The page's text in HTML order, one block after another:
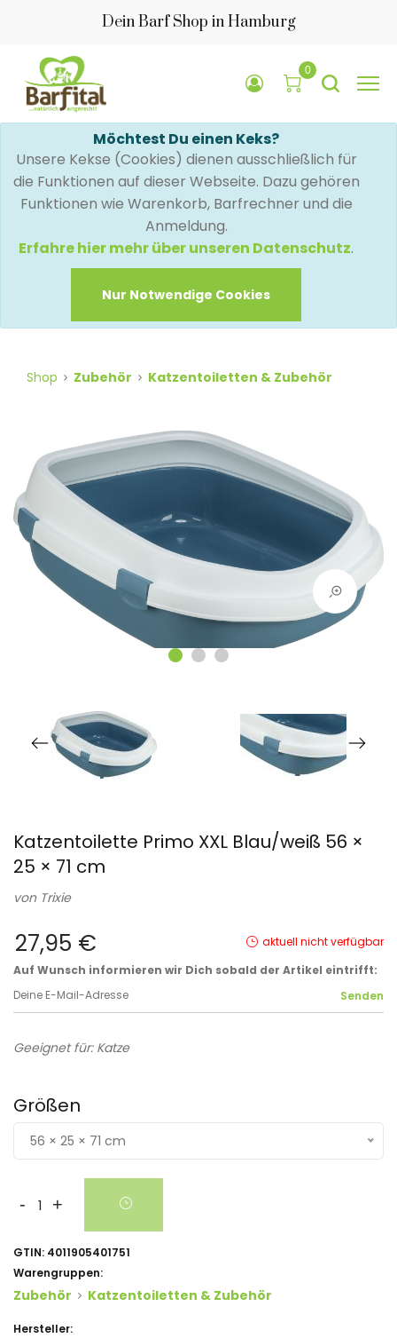
Dein Barf Shop in Hamburg
0
Möchtest Du einen Keks?
Unsere Kekse (Cookies) dienen ausschließlich für
die Funktionen auf dieser Webseite. Dazu gehören
Funktionen wie Warenkorb, Barfrechner und die
Anmeldung.
Erfahre hier mehr über unseren Datenschutz.
Nur Notwendige Cookies
Shop Zubehör Katzentoiletten & Zubehör
Katzentoilette Primo XXL Blau/weiß 56 ×
25 × 71 cm
von Trixie
27,95 €
aktuell nicht verfügbar
Auf Wunsch informieren wir Dich sobald der Artikel eintrifft:
Geeignet für: Katze
Größen
56 × 25 × 71 cm
- +
GTIN: 4011905401751
Warengruppen:
Zubehör Katzentoiletten & Zubehör
Hersteller: